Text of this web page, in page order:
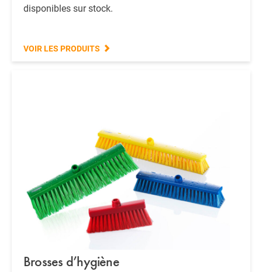
disponibles sur stock.
VOIR LES PRODUITS
Brosses d’hygiène